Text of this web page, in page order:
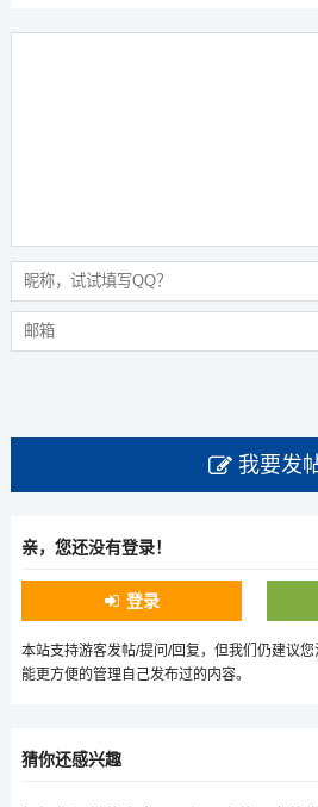
我要发
亲，您还没有登录！
登录
本站支持游客发帖/提问/回复，但我们仍建议
能更方便的管理自己发布过的内容。
猜你还感兴趣